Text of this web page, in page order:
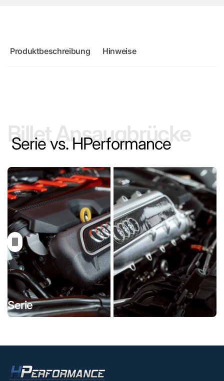
Produktbeschreibung Hinweise
Billet Ansaugbrücke
Serie vs. HPerformance
Serie
HPerformance